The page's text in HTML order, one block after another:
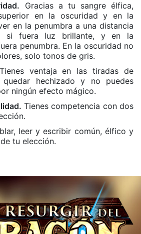
Gracias a tu sangre élfica,
en la oscuridad y en la
en la penumbra a una distancia
si fuera luz brillante, y en la
penumbra. En la oscuridad no
solo tonos de gris.
ventaja en las tiradas de
hechizado y no puedes
ningún efecto mágico.
Tienes competencia con dos
leer y escribir común, élfico y
tu elección.